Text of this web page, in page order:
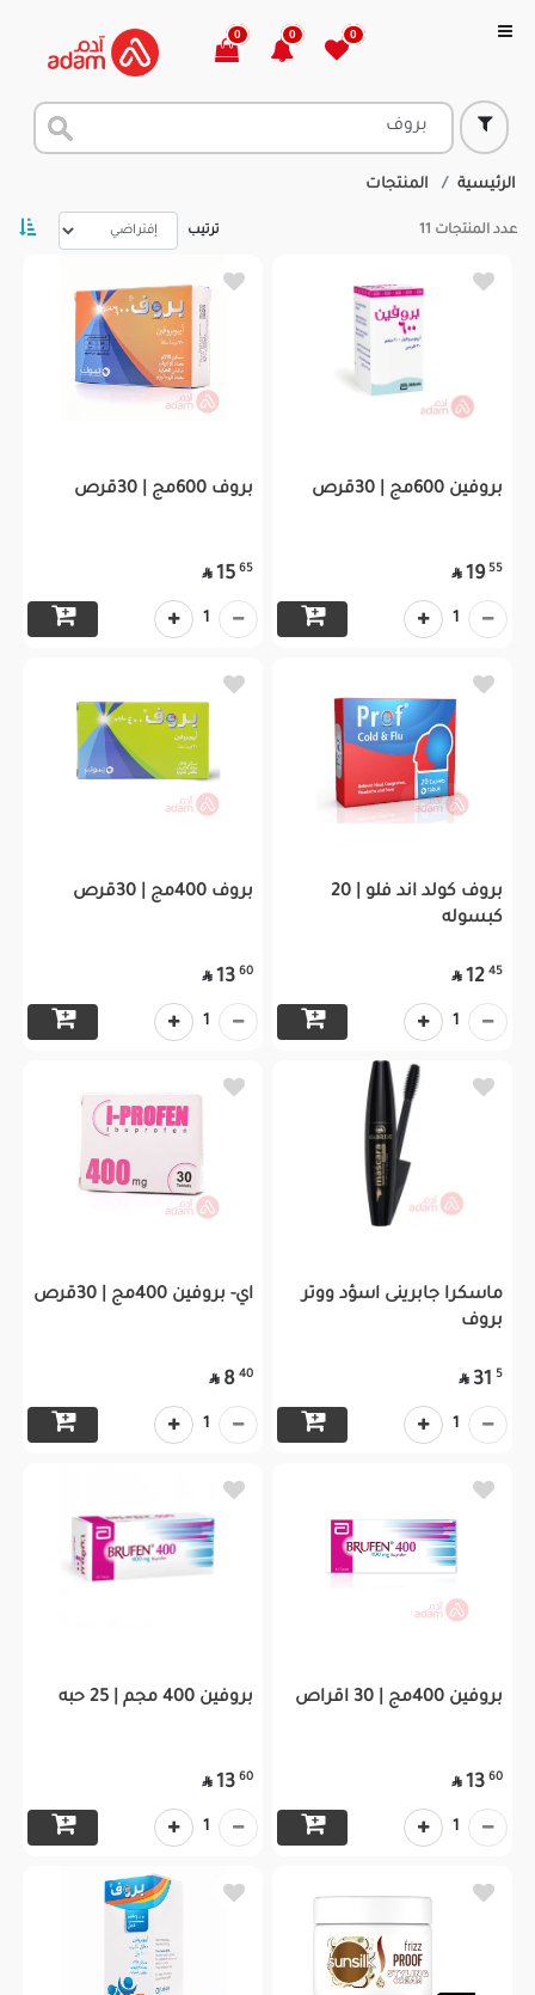
0
0
0
الرئيسية المنتجات
عدد المنتجات 11 ترتيب
بروفين 600مج | 30قرص
55
19

1
بروف 600مج | 30قرص
65
15

1
بروف كولد اند فلو | 20
كبسوله
45
12

1
بروف 400مج | 30قرص
60
13

1
ماسكرا جابرينى اسؤد ووتر
بروف
5
31

1
اي- بروفين 400مج | 30قرص
40
8

1
بروفين 400مج | 30 اقراص
60
13

1
بروفين 400 مجم | 25 حبه
60
13

1